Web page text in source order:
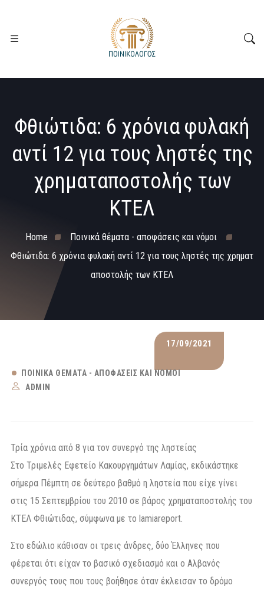
Φθιώτιδα: 6 χρόνια φυλακή
αντί 12 για τους ληστές της
χρηματαποστολής των
ΚΤΕΛ
Home
Ποινικά θέματα - αποφάσεις και νόμοι
Φθιώτιδα: 6 χρόνια φυλακή αντί 12 για τους ληστές της χρηματ
αποστολής των ΚΤΕΛ
17/09/2021
ΠΟΙΝΙΚΆ ΘΈΜΑΤΑ - ΑΠΟΦΆΣΕΙΣ ΚΑΙ ΝΌΜΟΙ
ADMIN
Τρία χρόνια από 8 για τον συνεργό της ληστείας
Στο Τριμελές Εφετείο Κακουργημάτων Λαμίας, εκδικάστηκε
σήμερα Πέμπτη σε δεύτερο βαθμό η ληστεία που είχε γίνει
στις 15 Σεπτεμβρίου του 2010 σε βάρος χρηματαποστολής του
ΚΤΕΛ Φθιώτιδας, σύμφωνα με το lamiareport.
Στο εδώλιο κάθισαν οι τρεις άνδρες, δύο Έλληνες που
φέρεται ότι είχαν το βασικό σχεδιασμό και ο Αλβανός
συνεργός τους που τους βοήθησε όταν έκλεισαν το δρόμο